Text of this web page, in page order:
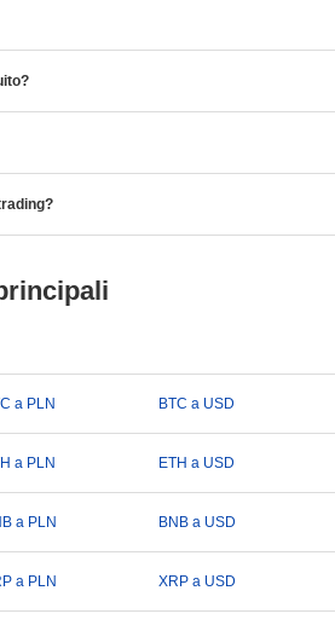
a PLN BTC a USD
a PLN ETH a USD
a PLN BNB a USD
a PLN XRP a USD